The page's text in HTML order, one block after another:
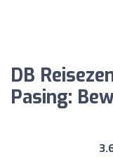
DB
Pasing: